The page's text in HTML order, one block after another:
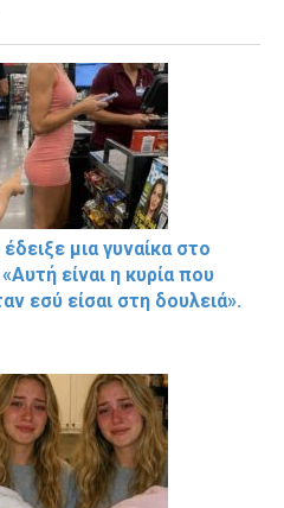
μια γυναίκα στο
είναι η κυρία που
εσύ είσαι στη δουλειά».